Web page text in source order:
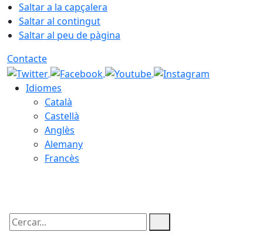
Saltar a la capçalera
Saltar al contingut
Saltar al peu de pàgina
Contacte
Idiomes
Català
Castellà
Anglès
Alemany
Francès
Cercar: